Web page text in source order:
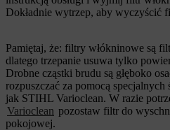
Dokładnie wytrzep, aby wyczyścić
Pamiętaj, że: filtry włókninowe są
dlatego trzepanie usuwa tylko
Drobne cząstki brudu są głęboko
rozpuszczać za pomocą
jak STIHL Varioclean. W razie
Varioclean pozostaw filtr do
pokojowej.